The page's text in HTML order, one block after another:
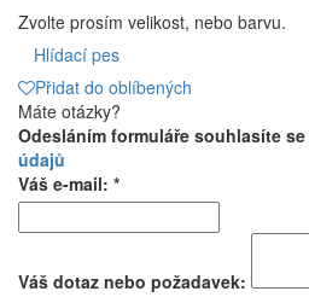
Zvolte prosím velikost, nebo barvu.
Hlídací pes
Přidat do oblíbených
Máte otázky?
Odesláním formuláře souhlasíte se
údajů
Váš e-mail: *
Váš dotaz nebo požadavek: